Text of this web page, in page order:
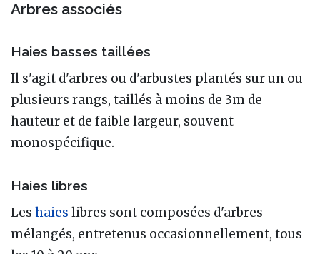
Arbres associés
Haies basses taillées
Il s'agit d'arbres ou d'arbustes plantés sur un ou
plusieurs rangs, taillés à moins de 3m de
hauteur et de faible largeur, souvent
monospécifique.
Haies libres
Les haies libres sont composées d'arbres
mélangés, entretenus occasionnellement, tous